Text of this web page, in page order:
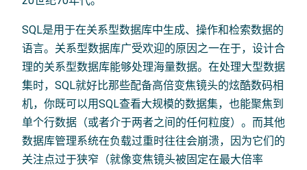
SQL是用于在关系型数据库中生成、操作和检索数据的
语言。关系型数据库广受欢迎的原因之一在于，设计合
理的关系型数据库能够处理海量数据。在处理大型数据
集时，SQL就好比那些配备高倍变焦镜头的炫酷数码相
机，你既可以用SQL查看大规模的数据集，也能聚焦到
单个行数据（或者介于两者之间的任何粒度）。而其他
数据库管理系统在负载过重时往往会崩溃，因为它们的
关注点过于狭窄（就像变焦镜头被固定在最大倍率